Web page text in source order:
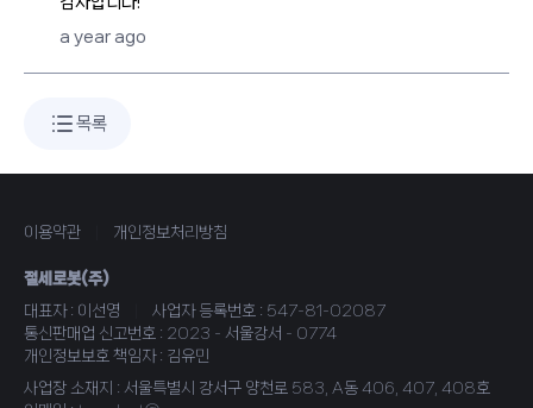
a year ago
목록
이용약관 개인정보처리방침
절세로봇(주)
대표자 : 이선영
사업자 등록번호 : 547-81-02087
통신판매업 신고번호 : 2023 - 서울강서 - 0774
개인정보보호 책임자 : 김유민
사업장 소재지 : 서울특별시 강서구 양천로 583, A동 406, 407, 408호